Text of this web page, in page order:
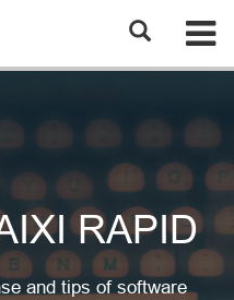
RAPID
and tips of software